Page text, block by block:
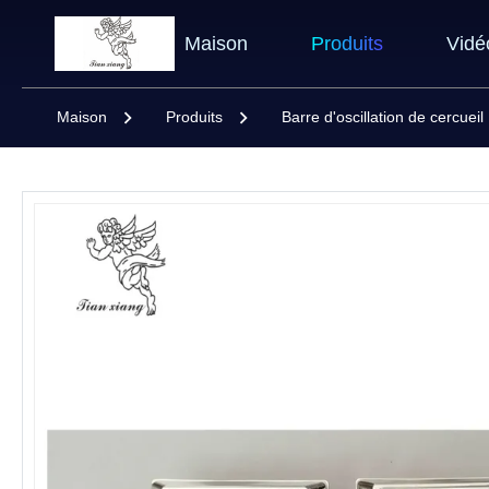
Maison Produits
Maison Produits Barre d'oscillation de cercueil